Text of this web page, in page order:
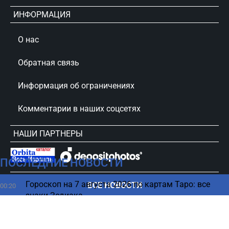
ПОСЛЕДНИЕ НОВОСТИ
00:20
Гороскоп на 7 августа 2026 по картам Таро: все
знаки Зодиака
ВСЕ НОВОСТИ
ИНФОРМАЦИЯ
О нас
Обратная связь
Информация об ограничениях
Комментарии в наших соцсетях
НАШИ ПАРТНЕРЫ
сursorinfo.co.il © Все права защищены